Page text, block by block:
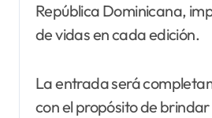
República Dominicana,
de vidas en cada edición.
La entrada será
con el propósito de